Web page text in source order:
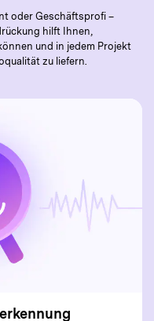
oder Geschäftsprofi –
hilft Ihnen,
und in jedem Projekt
zu liefern.